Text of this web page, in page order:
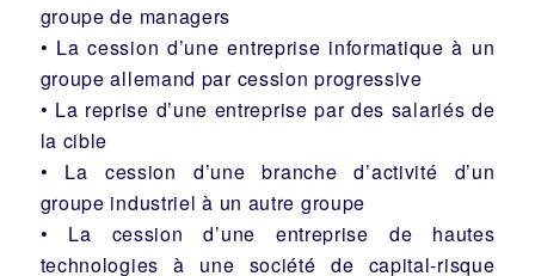
groupe de managers
• La cession d’une entreprise informatique à un
groupe allemand par cession progressive
• La reprise d’une entreprise par des salariés de
la cible
• La cession d’une branche d’activité d’un
groupe industriel à un autre groupe
• La cession d’une entreprise de hautes
technologies à une société de capital-risque